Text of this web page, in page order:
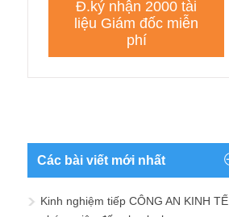
Các bài viết mới nhất
Kinh nghiệm tiếp CÔNG AN KINH TẾ,